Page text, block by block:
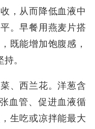
，从而降低血液中
。早餐用燕麦片搭
既能增加饱腹感，
。
、西兰花。洋葱含
血管、促进血液循
生吃或凉拌能最大